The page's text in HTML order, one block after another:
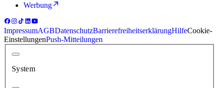
Werbung
ImpressumAGBDatenschutzBarrierefreiheitserklärungHilfeCookie-
EinstellungenPush-Mitteilungen
System